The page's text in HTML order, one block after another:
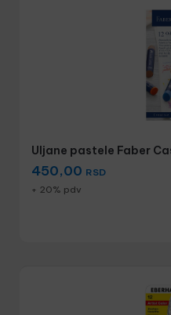
Uljane pastele Faber
450,00 RSD
+ 20% pdv